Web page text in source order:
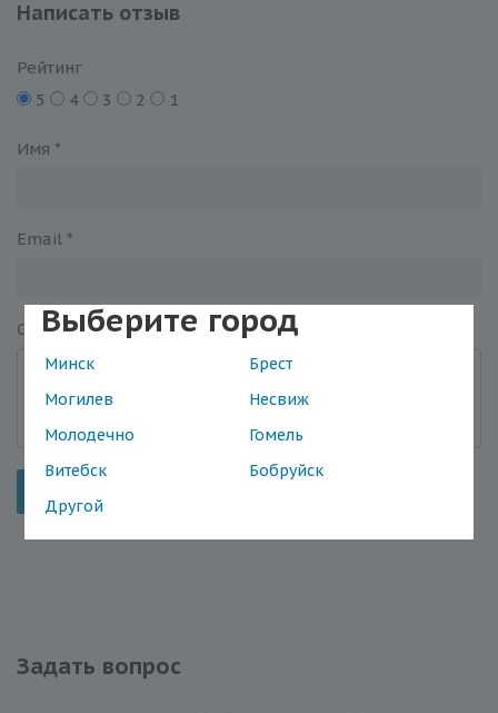
Выберите город
Минск
Брест
Могилев
Несвиж
Молодечно
Гомель
Витебск
Бобруйск
Другой
Написать отзыв
Рейтинг
5
4 3 2 1
Имя *
Email *
Отзыв*
Задать вопрос